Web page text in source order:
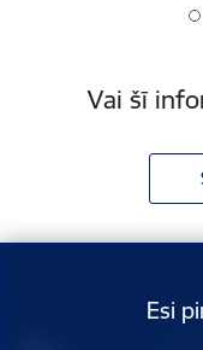
Vai šī
Esi